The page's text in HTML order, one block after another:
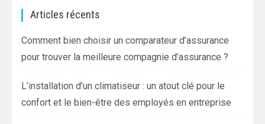
Articles récents
Comment bien choisir un comparateur d’assurance
pour trouver la meilleure compagnie d’assurance ?
L’installation d’un climatiseur : un atout clé pour le
confort et le bien-être des employés en entreprise